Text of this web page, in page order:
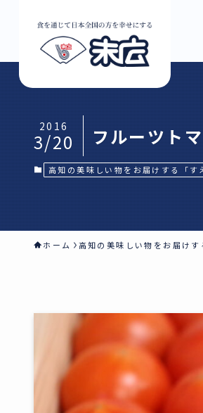
フルーツト
2016
3/20
高知の美味しい物をお届けする「す
ホーム 高知の美味しい物をお届け